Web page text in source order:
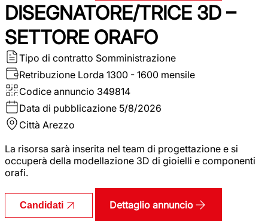
DISEGNATORE/TRICE 3D –
SETTORE ORAFO
Tipo di contratto Somministrazione
Retribuzione Lorda 1300 - 1600 mensile
Codice annuncio 349814
Data di pubblicazione 5/8/2026
Città Arezzo
La risorsa sarà inserita nel team di progettazione e si
occuperà della modellazione 3D di gioielli e componenti
orafi.
Candidati Dettaglio annuncio